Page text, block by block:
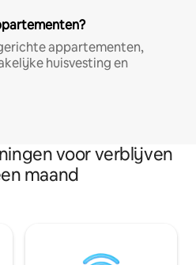
appartementen,
huisvesting en
voor verblijven
maand